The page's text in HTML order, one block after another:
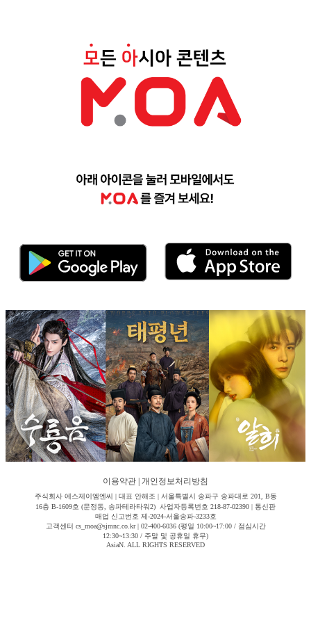
이용약관 개인정보처리방침
주식회사 에스제이엠엔씨 | 대표 안해조 | 서울특별시 송파구 송파대로 201, B동
16층 B-1609호 (문정동, 송파테라타워2) 사업자등록번호 218-87-02390 | 통신판
매업 신고번호 제-2024-서울송파-3233호
고객센터 cs_moa@sjmnc.co.kr | 02-400-6036 (평일 10:00~17:00 / 점심시간
12:30~13:30 / 주말 및 공휴일 휴무)
AsiaN. ALL RIGHTS RESERVED